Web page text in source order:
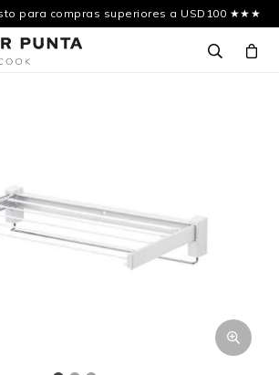
para compras superiores a USD100 ★★★